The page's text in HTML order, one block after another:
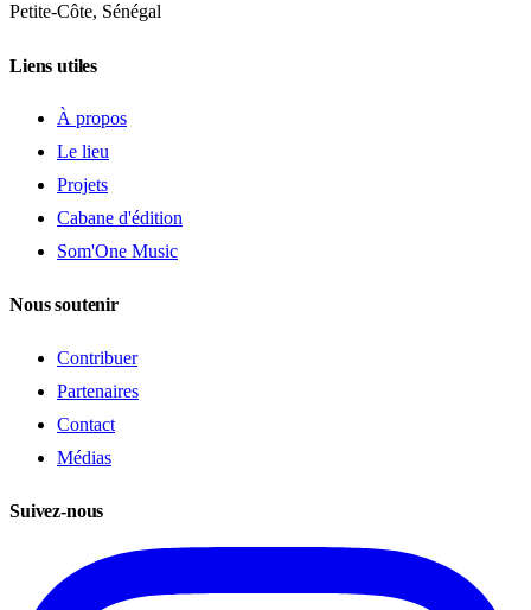
Petite-Côte, Sénégal
Liens utiles
À propos
Le lieu
Projets
Cabane d'édition
Som'One Music
Nous soutenir
Contribuer
Partenaires
Contact
Médias
Suivez-nous